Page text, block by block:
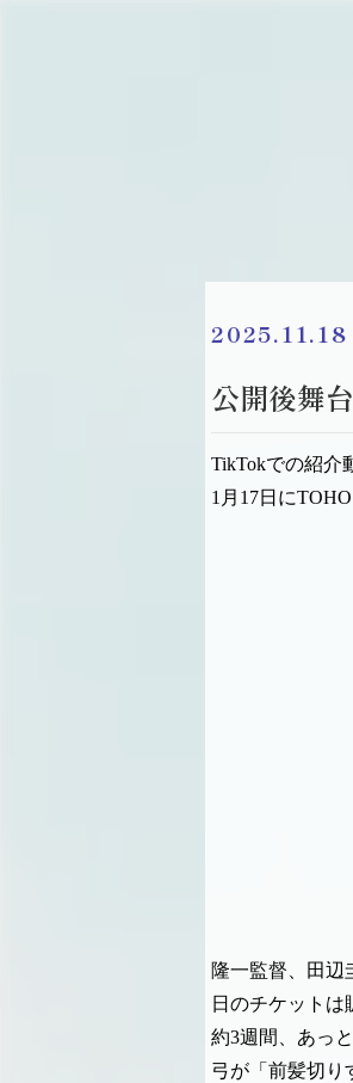
2025.11.18
公開後舞
TikTokでの紹介
1月17日に
隆一監督、田辺
日のチケット
約3週間、あっ
弓が「前髪切り